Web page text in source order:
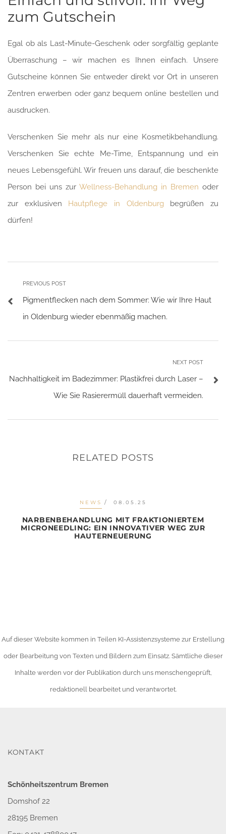
zum Gutschein
Egal ob als Last-Minute-Geschenk oder sorgfältig geplante
Überraschung – wir machen es Ihnen einfach. Unsere
Gutscheine können Sie entweder direkt vor Ort in unseren
Zentren erwerben oder ganz bequem online bestellen und
ausdrucken.
Verschenken Sie mehr als nur eine Kosmetikbehandlung.
Verschenken Sie echte Me-Time, Entspannung und ein
neues Lebensgefühl. Wir freuen uns darauf, die beschenkte
Person bei uns zur Wellness-Behandlung in Bremen oder
zur exklusiven Hautpflege in Oldenburg begrüßen zu
dürfen!
PREVIOUS POST
Pigmentflecken nach dem Sommer: Wie wir Ihre Haut
in Oldenburg wieder ebenmäßig machen.
NEXT POST
Nachhaltigkeit im Badezimmer: Plastikfrei durch Laser –
Wie Sie Rasierermüll dauerhaft vermeiden.
RELATED POSTS
NEWS 08.05.25
NARBENBEHANDLUNG MIT FRAKTIONIERTEM
MICRONEEDLING: EIN INNOVATIVER WEG ZUR
HAUTERNEUERUNG
Auf dieser Website kommen in Teilen KI-Assistenzsysteme zur Erstellung
oder Bearbeitung von Texten und Bildern zum Einsatz. Sämtliche dieser
Inhalte werden vor der Publikation durch uns menschengeprüft,
redaktionell bearbeitet und verantwortet.
KONTAKT
Schönheitszentrum Bremen
Domshof 22
28195 Bremen